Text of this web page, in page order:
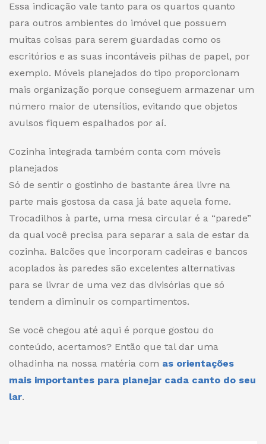
Essa indicação vale tanto para os quartos quanto
para outros ambientes do imóvel que possuem
muitas coisas para serem guardadas como os
escritórios e as suas incontáveis pilhas de papel, por
exemplo. Móveis planejados do tipo proporcionam
mais organização porque conseguem armazenar um
número maior de utensílios, evitando que objetos
avulsos fiquem espalhados por aí.
Cozinha integrada também conta com móveis
planejados
Só de sentir o gostinho de bastante área livre na
parte mais gostosa da casa já bate aquela fome.
Trocadilhos à parte, uma mesa circular é a “parede”
da qual você precisa para separar a sala de estar da
cozinha. Balcões que incorporam cadeiras e bancos
acoplados às paredes são excelentes alternativas
para se livrar de uma vez das divisórias que só
tendem a diminuir os compartimentos.
Se você chegou até aqui é porque gostou do
conteúdo, acertamos? Então que tal dar uma
olhadinha na nossa matéria com as orientações
mais importantes para planejar cada canto do seu
lar.